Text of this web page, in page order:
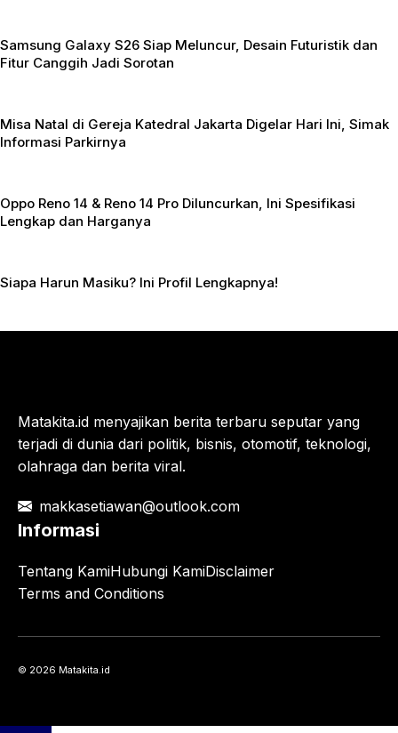
Samsung Galaxy S26 Siap Meluncur, Desain Futuristik dan
Fitur Canggih Jadi Sorotan
Misa Natal di Gereja Katedral Jakarta Digelar Hari Ini, Simak
Informasi Parkirnya
Oppo Reno 14 & Reno 14 Pro Diluncurkan, Ini Spesifikasi
Lengkap dan Harganya
Siapa Harun Masiku? Ini Profil Lengkapnya!
Matakita.id menyajikan berita terbaru seputar yang
terjadi di dunia dari politik, bisnis, otomotif, teknologi,
olahraga dan berita viral.
makkasetiawan@outlook.com
Informasi
Tentang KamiHubungi KamiDisclaimer
Terms and Conditions
© 2026 Matakita.id